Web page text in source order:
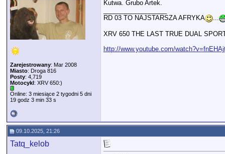
Zarejestrowany: Mar 2008
Miasto: Droga 816
Posty: 4,719
Motocykl: XRV 650:)
Online: 3 miesiące 2 tygodni 5 dni
19 godz 3 min 33 s
Kutwa. Grubo Artek.
RD 03 TO NAJSTARSZA AFRYKA
...
XRV 650 THE LAST TRUE DUAL
http://www.youtube.com/
09.10.2025, 21:26
Tatq_kelob